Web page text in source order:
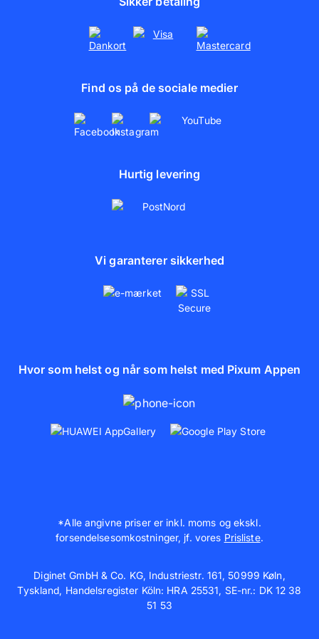
Find os på de sociale medier
Hurtig levering
Vi garanterer sikkerhed
Hvor som helst og når som helst med Pixum Appen
*Alle angivne priser er inkl. moms og ekskl.
forsendelsesomkostninger, jf. vores Prisliste.
Diginet GmbH & Co. KG, Industriestr. 161, 50999 Køln,
Tyskland, Handelsregister Köln: HRA 25531, SE-nr.: DK 12 38
51 53